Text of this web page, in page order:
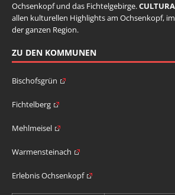
Ochsenkopf und das Fichtelgebirge.CULTURA
allen kulturellen Highlights am Ochsenkopf,
der ganzen Region.
ZU DEN KOMMUNEN
Bischofsgrün
Fichtelberg
Mehlmeisel
Warmensteinach
Erlebnis Ochsenkopf